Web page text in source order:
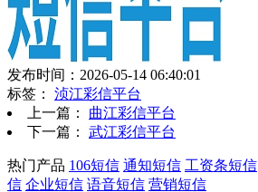
发布时间：2026-05-14 06:40:01
标签： 浈江彩信平台
上一篇： 曲江彩信平台
下一篇： 武江彩信平台
热门产品 106短信 通知短信 工资条短信
信 企业短信 语音短信 营销短信